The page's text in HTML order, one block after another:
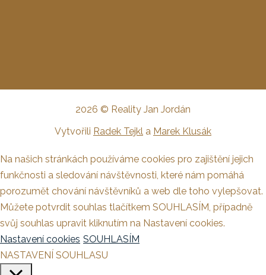
2026 © Reality Jan Jordán
Vytvořili Radek Tejkl a Marek Klusák
Na našich stránkách používáme cookies pro zajištění jejich
funkčnosti a sledování návštěvnosti, které nám pomáhá
porozumět chování návštěvníků a web dle toho vylepšovat.
Můžete potvrdit souhlas tlačítkem SOUHLASÍM, případně
svůj souhlas upravit kliknutím na Nastavení cookies.
Nastavení cookies SOUHLASÍM
NASTAVENÍ SOUHLASU